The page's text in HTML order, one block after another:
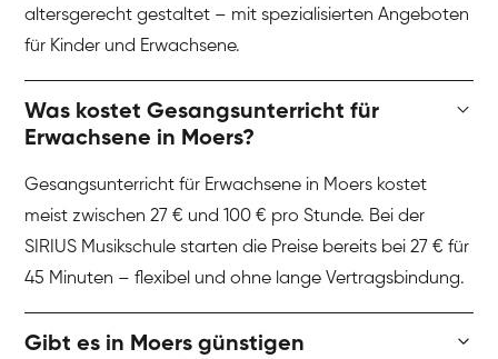
altersgerecht gestaltet – mit spezialisierten Angeboten
für Kinder und Erwachsene.
Was kostet Gesangsunterricht für
Erwachsene in Moers?
Gesangsunterricht für Erwachsene in Moers kostet
meist zwischen 27 € und 100 € pro Stunde. Bei der
SIRIUS Musikschule starten die Preise bereits bei 27 € für
45 Minuten – flexibel und ohne lange Vertragsbindung.
Gibt es in Moers günstigen